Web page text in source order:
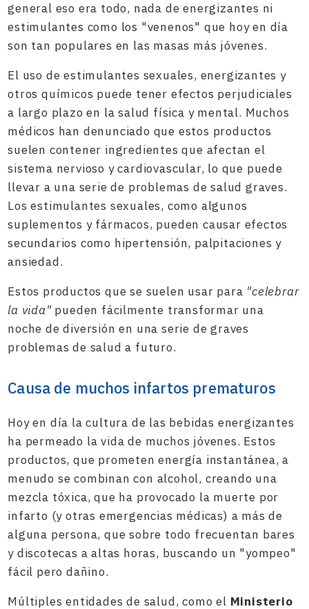
general eso era todo, nada de energizantes ni
estimulantes como los "venenos" que hoy en día
son tan populares en las masas más jóvenes.
El uso de estimulantes sexuales, energizantes y
otros químicos puede tener efectos perjudiciales
a largo plazo en la salud física y mental. Muchos
médicos han denunciado que estos productos
suelen contener ingredientes que afectan el
sistema nervioso y cardiovascular, lo que puede
llevar a una serie de problemas de salud graves.
Los estimulantes sexuales, como algunos
suplementos y fármacos, pueden causar efectos
secundarios como hipertensión, palpitaciones y
ansiedad.
Estos productos que se suelen usar para "celebrar
la vida" pueden fácilmente transformar una
noche de diversión en una serie de graves
problemas de salud a futuro.
Causa de muchos infartos prematuros
Hoy en día la cultura de las bebidas energizantes
ha permeado la vida de muchos jóvenes. Estos
productos, que prometen energía instantánea, a
menudo se combinan con alcohol, creando una
mezcla tóxica, que ha provocado la muerte por
infarto (y otras emergencias médicas) a más de
alguna persona, que sobre todo frecuentan bares
y discotecas a altas horas, buscando un "yompeo"
fácil pero dañino.
Múltiples entidades de salud, como el Ministerio